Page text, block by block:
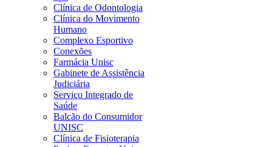
Clínica de Odontologia
Clínica do Movimento
Humano
Complexo Esportivo
Conexões
Farmácia Unisc
Gabinete de Assistência
Judiciária
Serviço Integrado de
Saúde
Balcão do Consumidor
UNISC
Clínica de Fisioterapia